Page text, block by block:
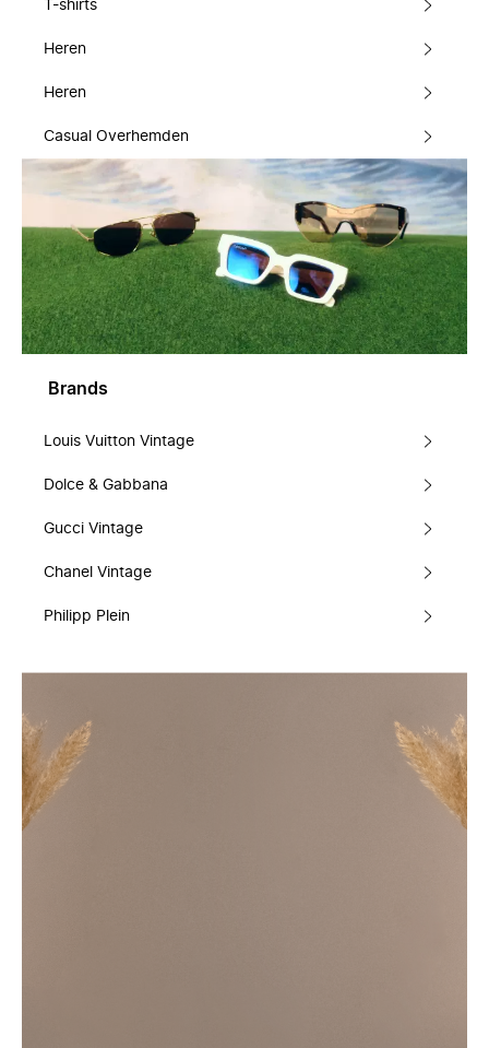
T-shirts
Heren
Heren
Casual Overhemden
Brands
Louis Vuitton Vintage
Dolce & Gabbana
Gucci Vintage
Chanel Vintage
Philipp Plein